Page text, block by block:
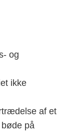
og
ikke
af et
på